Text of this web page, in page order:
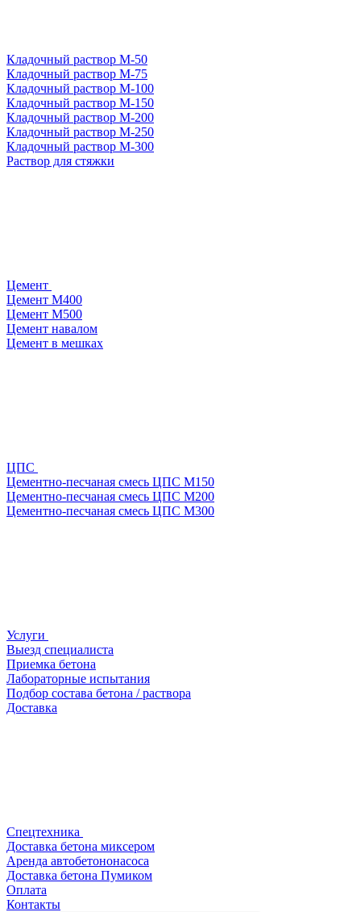
Кладочный раствор М-50
Кладочный раствор М-75
Кладочный раствор М-100
Кладочный раствор М-150
Кладочный раствор М-200
Кладочный раствор М-250
Кладочный раствор М-300
Раствор для стяжки
Цемент
Цемент М400
Цемент М500
Цемент навалом
Цемент в мешках
ЦПС
Цементно-песчаная смесь ЦПС М150
Цементно-песчаная смесь ЦПС М200
Цементно-песчаная смесь ЦПС М300
Услуги
Выезд специалиста
Приемка бетона
Лабораторные испытания
Подбор состава бетона / раствора
Доставка
Спецтехника
Доставка бетона миксером
Аренда автобетононасоса
Доставка бетона Пумиком
Оплата
Контакты